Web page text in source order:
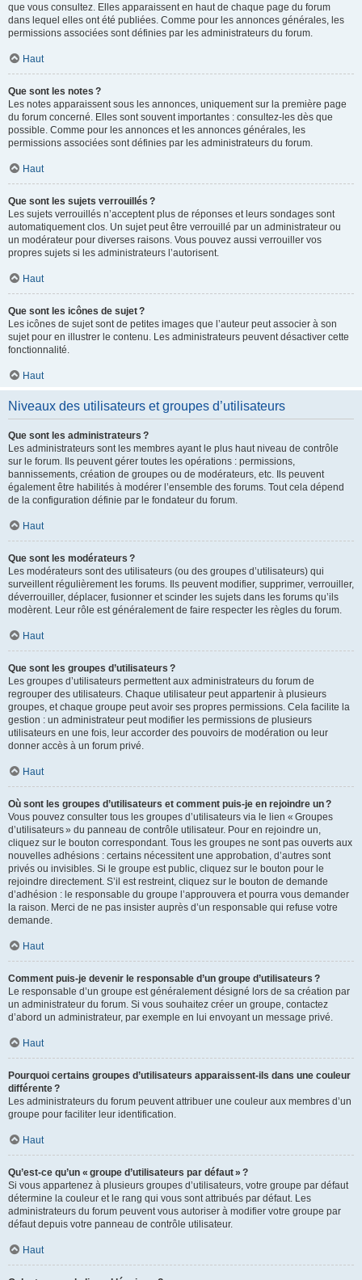
que vous consultez. Elles apparaissent en haut de chaque page du forum
dans lequel elles ont été publiées. Comme pour les annonces générales, les
permissions associées sont définies par les administrateurs du forum.
Haut
Que sont les notes ?
Les notes apparaissent sous les annonces, uniquement sur la première page
du forum concerné. Elles sont souvent importantes : consultez-les dès que
possible. Comme pour les annonces et les annonces générales, les
permissions associées sont définies par les administrateurs du forum.
Haut
Que sont les sujets verrouillés ?
Les sujets verrouillés n’acceptent plus de réponses et leurs sondages sont
automatiquement clos. Un sujet peut être verrouillé par un administrateur ou
un modérateur pour diverses raisons. Vous pouvez aussi verrouiller vos
propres sujets si les administrateurs l’autorisent.
Haut
Que sont les icônes de sujet ?
Les icônes de sujet sont de petites images que l’auteur peut associer à son
sujet pour en illustrer le contenu. Les administrateurs peuvent désactiver cette
fonctionnalité.
Haut
Niveaux des utilisateurs et groupes d’utilisateurs
Que sont les administrateurs ?
Les administrateurs sont les membres ayant le plus haut niveau de contrôle
sur le forum. Ils peuvent gérer toutes les opérations : permissions,
bannissements, création de groupes ou de modérateurs, etc. Ils peuvent
également être habilités à modérer l’ensemble des forums. Tout cela dépend
de la configuration définie par le fondateur du forum.
Haut
Que sont les modérateurs ?
Les modérateurs sont des utilisateurs (ou des groupes d’utilisateurs) qui
surveillent régulièrement les forums. Ils peuvent modifier, supprimer, verrouiller,
déverrouiller, déplacer, fusionner et scinder les sujets dans les forums qu’ils
modèrent. Leur rôle est généralement de faire respecter les règles du forum.
Haut
Que sont les groupes d’utilisateurs ?
Les groupes d’utilisateurs permettent aux administrateurs du forum de
regrouper des utilisateurs. Chaque utilisateur peut appartenir à plusieurs
groupes, et chaque groupe peut avoir ses propres permissions. Cela facilite la
gestion : un administrateur peut modifier les permissions de plusieurs
utilisateurs en une fois, leur accorder des pouvoirs de modération ou leur
donner accès à un forum privé.
Haut
Où sont les groupes d’utilisateurs et comment puis-je en rejoindre un ?
Vous pouvez consulter tous les groupes d’utilisateurs via le lien « Groupes
d’utilisateurs » du panneau de contrôle utilisateur. Pour en rejoindre un,
cliquez sur le bouton correspondant. Tous les groupes ne sont pas ouverts aux
nouvelles adhésions : certains nécessitent une approbation, d’autres sont
privés ou invisibles. Si le groupe est public, cliquez sur le bouton pour le
rejoindre directement. S’il est restreint, cliquez sur le bouton de demande
d’adhésion : le responsable du groupe l’approuvera et pourra vous demander
la raison. Merci de ne pas insister auprès d’un responsable qui refuse votre
demande.
Haut
Comment puis-je devenir le responsable d’un groupe d’utilisateurs ?
Le responsable d’un groupe est généralement désigné lors de sa création par
un administrateur du forum. Si vous souhaitez créer un groupe, contactez
d’abord un administrateur, par exemple en lui envoyant un message privé.
Haut
Pourquoi certains groupes d’utilisateurs apparaissent-ils dans une couleur
différente ?
Les administrateurs du forum peuvent attribuer une couleur aux membres d’un
groupe pour faciliter leur identification.
Haut
Qu’est-ce qu’un « groupe d’utilisateurs par défaut » ?
Si vous appartenez à plusieurs groupes d’utilisateurs, votre groupe par défaut
détermine la couleur et le rang qui vous sont attribués par défaut. Les
administrateurs du forum peuvent vous autoriser à modifier votre groupe par
défaut depuis votre panneau de contrôle utilisateur.
Haut